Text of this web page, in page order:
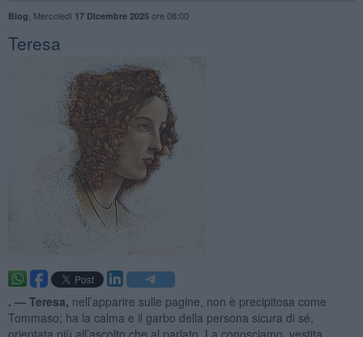
Blog Mercoledì 17 Dicembre 2025ore 08:00
Teresa
. — Teresa, nell’apparire sulle pagine, non è precipitosa come
Tommaso; ha la calma e il garbo della persona sicura di sé,
orientata più all’ascolto che al parlato. La conosciamo, vestita